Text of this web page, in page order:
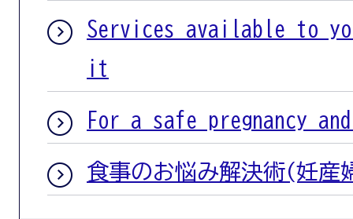
Services available to
it
For a safe pregnancy
食事のお悩み解決術(妊産